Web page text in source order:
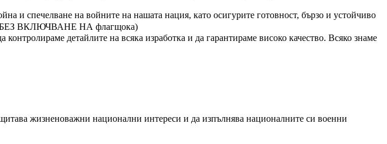
и спечелване на войните на нашата нация, като осигурите готовност, бързо и устойчиво
(БЕЗ ВКЛЮЧВАНЕ НА флагщока)
детайлите на всяка изработка и да гарантираме високо качество. Всяко знаме
жизненоважни национални интереси и да изпълнява националните си военни